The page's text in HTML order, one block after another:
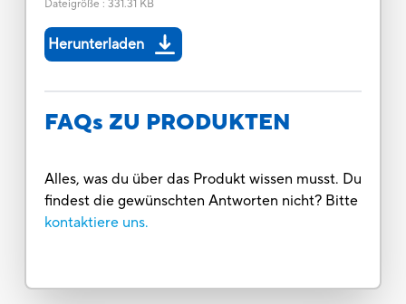
Dateigröße : 331.31 KB
Herunterladen
FAQs ZU PRODUKTEN
Alles, was du über das Produkt wissen musst. Du
findest die gewünschten Antworten nicht? Bitte
kontaktiere uns.